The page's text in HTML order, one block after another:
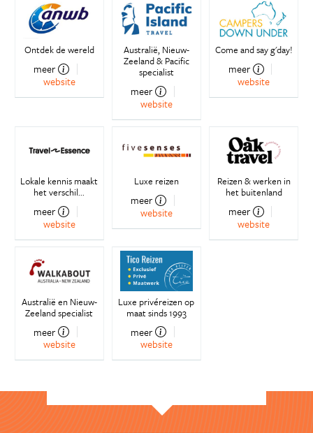
Ontdek de wereld
meer
website
Australië, Nieuw-
Zeeland & Pacific
specialist
meer
website
Come and say g'day!
meer
website
Lokale kennis maakt
het verschil...
meer
website
Luxe reizen
meer
website
Reizen & werken in
het buitenland
meer
website
Australië en Nieuw-
Zeeland specialist
meer
website
Luxe privéreizen op
maat sinds 1993
meer
website